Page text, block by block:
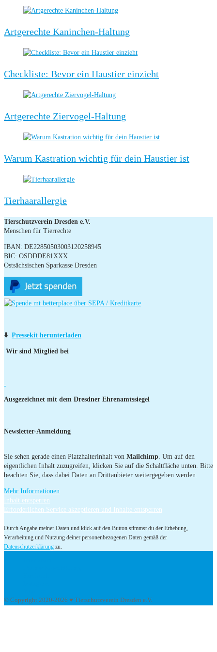
Artgerechte Kaninchen-Haltung
Checkliste: Bevor ein Haustier einzieht
Artgerechte Ziervogel-Haltung
Warum Kastration wichtig für dein Haustier ist
Tierhaarallergie
Tierschutzverein Dresden e.V.
Menschen für Tierrechte
IBAN: DE22850503003120258945
BIC: OSDDDE81XXX
Ostsächsischen Sparkasse Dresden
⬇️ Pressekit herunterladen
Wir sind Mitglied bei
Ausgezeichnet mit dem Dresdner Ehrenamtssiegel
Newsletter-Anmeldung
Sie sehen gerade einen Platzhalterinhalt von Mailchimp . Um auf den
eigentlichen Inhalt zuzugreifen, klicken Sie auf die Schaltfläche unten. Bitte
beachten Sie, dass dabei Daten an Drittanbieter weitergegeben werden.
Mehr Informationen
Inhalt entsperren
Erforderlichen Service akzeptieren und Inhalte entsperren
Durch Angabe meiner Daten und klick auf den Button stimmst du der Erhebung,
Verarbeitung und Nutzung deiner personenbezogenen Daten gemäß der
Datenschutzerklärung zu.
© Copyright 2020-2026 ♥ Tierschutzverein Dresden e.V.